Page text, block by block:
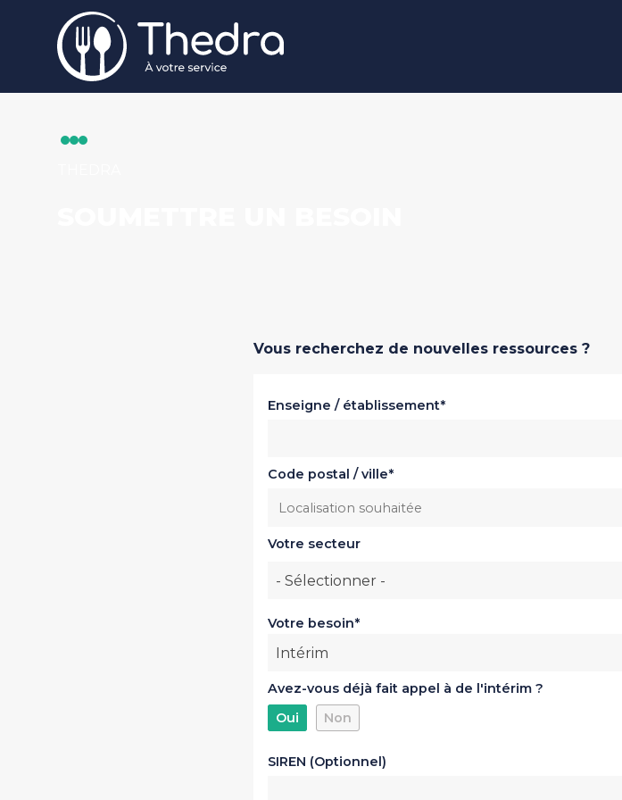
Aller au contenu principal
Vous recherchez de nouvelles ressources ?
Enseigne / établissement
Code postal / ville
Votre secteur
Votre secteur
- Sélectionner -
Votre besoin
Intérim
Avez-vous déjà fait appel à de l'intérim ?
Oui
Non
SIREN (Optionnel)